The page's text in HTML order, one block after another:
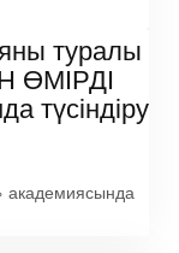
туралы
ӨМІРДІ
түсіндіру
академиясында